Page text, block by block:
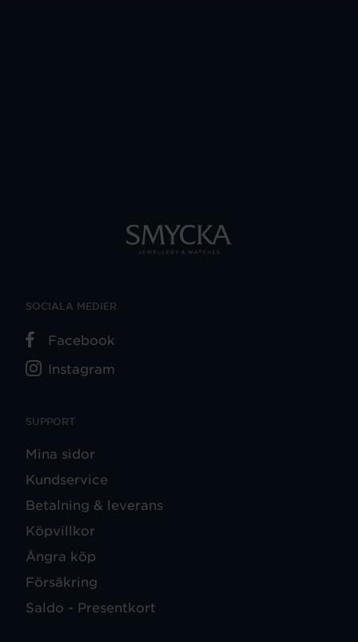
SUPPORT
Mina sidor
Kundservice
Betalning & leverans
Köpvillkor
Ångra köp
Försäkring
Saldo - Presentkort
SOCIALA MEDIER
Facebook
Instagram